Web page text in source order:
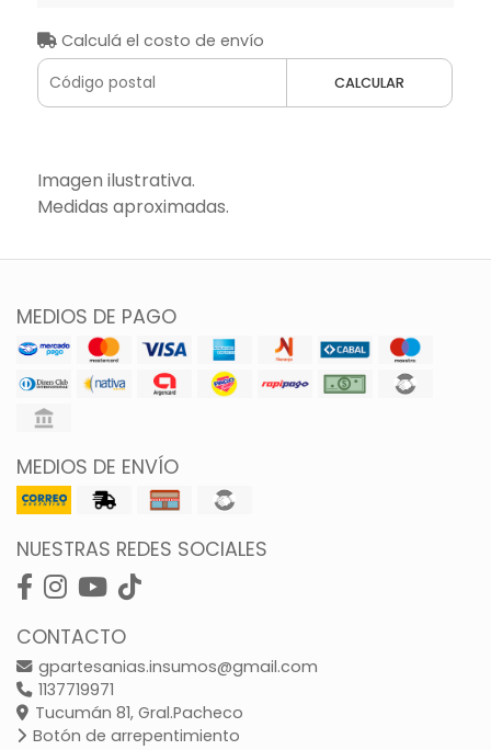
Calculá el costo de envío
CALCULAR
Imagen ilustrativa.
Medidas aproximadas.
MEDIOS DE PAGO
MEDIOS DE ENVÍO
NUESTRAS REDES SOCIALES
CONTACTO
gpartesanias.insumos@gmail.com
1137719971
Tucumán 81, Gral.Pacheco
Botón de arrepentimiento